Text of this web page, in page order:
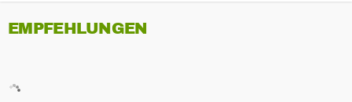
EMPFEHLUNGEN